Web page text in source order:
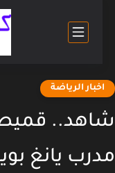
الرياضة
قميص
يانغ